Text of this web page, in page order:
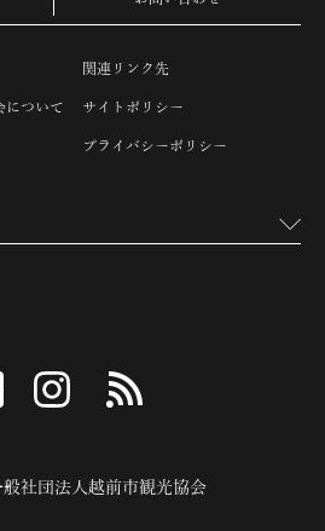
について
関連リンク先
サイトポリシー
プライバシーポリシー
facebook instagram
般社団法人越前市観光協会